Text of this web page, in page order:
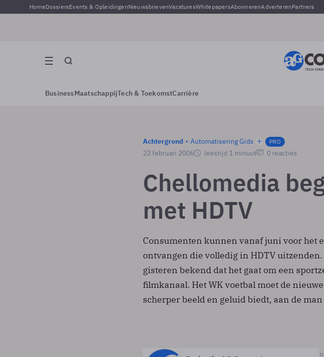
HomeDossiersEvents & OpleidingenNieuwsbrievenVacaturesWhitepapersAbonnerenAdverterenPartners
BusinessMaatschappijTech & ToekomstCarrière
Achtergrond Automatisering Gids PRO
22 februari 2006 leestijd 1 minuut 0 reacties
Chellomedia
met HDTV
Consumenten kunnen vanaf juni voor het
ontvangen die volledig in HDTV
gisteren bekend dat het gaat om een
filmkanaal. Het WK voetbal moet de
scherper beeld en geluid biedt, aan de